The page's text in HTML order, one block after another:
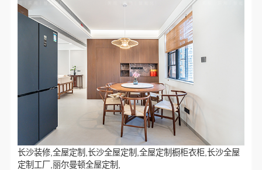
长沙装修,全屋定制,长沙全屋定制,全屋定制橱柜衣柜,长沙全屋
定制工厂,丽尔曼顿全屋定制,